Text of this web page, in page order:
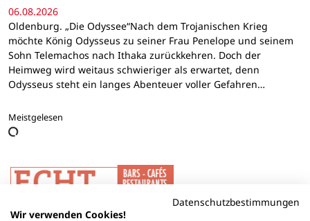
06.08.2026
Oldenburg. „Die Odyssee“Nach dem Trojanischen Krieg
möchte König Odysseus zu seiner Frau Penelope und seinem
Sohn Telemachos nach Ithaka zurückkehren. Doch der
Heimweg wird weitaus schwieriger als erwartet, denn
Odysseus steht ein langes Abenteuer voller Gefahren…
Meistgelesen
Datenschutzbestimmungen
Wir verwenden Cookies!